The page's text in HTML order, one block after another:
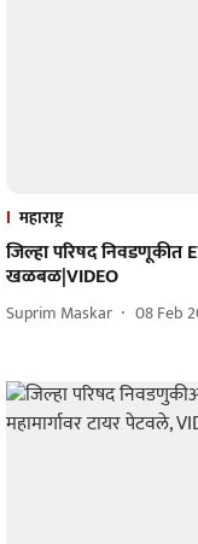
महाराष्ट्र
जिल्हा परिषद निवडणूकीत
खळबळ|VIDEO
Suprim Maskar 08 Feb